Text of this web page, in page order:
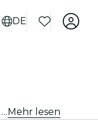
DE
Entdecke die besten Konzerte und Tourneen von nationalen und internationalen Künstlern in Rio de Janeiro, hole Dir Deine Tickets auf Fever und genieße Top-Musik!Mehr lesen